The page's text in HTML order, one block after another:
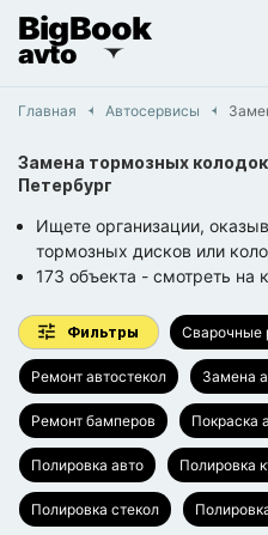
BigBook
avto
Главная Автосервисы
Замена тормозных
Петербург
Ищете организации,
тормозных дисков или
173 объекта - смотреть на
Фильтры Сварочные
Ремонт автостекол Замена
Ремонт бамперов Покраска
Полировка авто Полировка
Полировка стекол